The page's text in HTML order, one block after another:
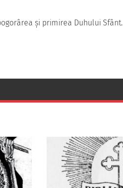
şi primirea Duhului Sfânt.